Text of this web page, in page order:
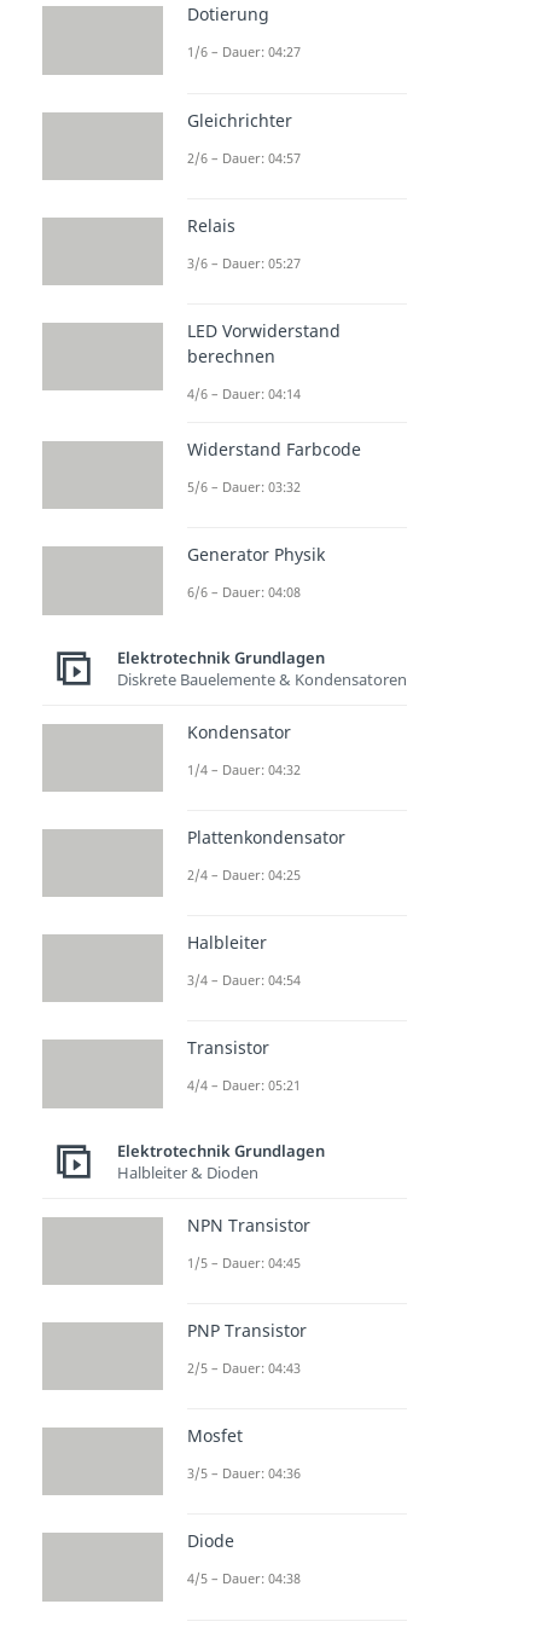
Dotierung
1/6 – Dauer: 04:27
Gleichrichter
2/6 – Dauer: 04:57
Relais
3/6 – Dauer: 05:27
LED Vorwiderstand
berechnen
4/6 – Dauer: 04:14
Widerstand Farbcode
5/6 – Dauer: 03:32
Generator Physik
6/6 – Dauer: 04:08
Elektrotechnik Grundlagen
Diskrete Bauelemente & Kondensatoren
Kondensator
1/4 – Dauer: 04:32
Plattenkondensator
2/4 – Dauer: 04:25
Halbleiter
3/4 – Dauer: 04:54
Transistor
4/4 – Dauer: 05:21
Elektrotechnik Grundlagen
Halbleiter & Dioden
NPN Transistor
1/5 – Dauer: 04:45
PNP Transistor
2/5 – Dauer: 04:43
Mosfet
3/5 – Dauer: 04:36
Diode
4/5 – Dauer: 04:38